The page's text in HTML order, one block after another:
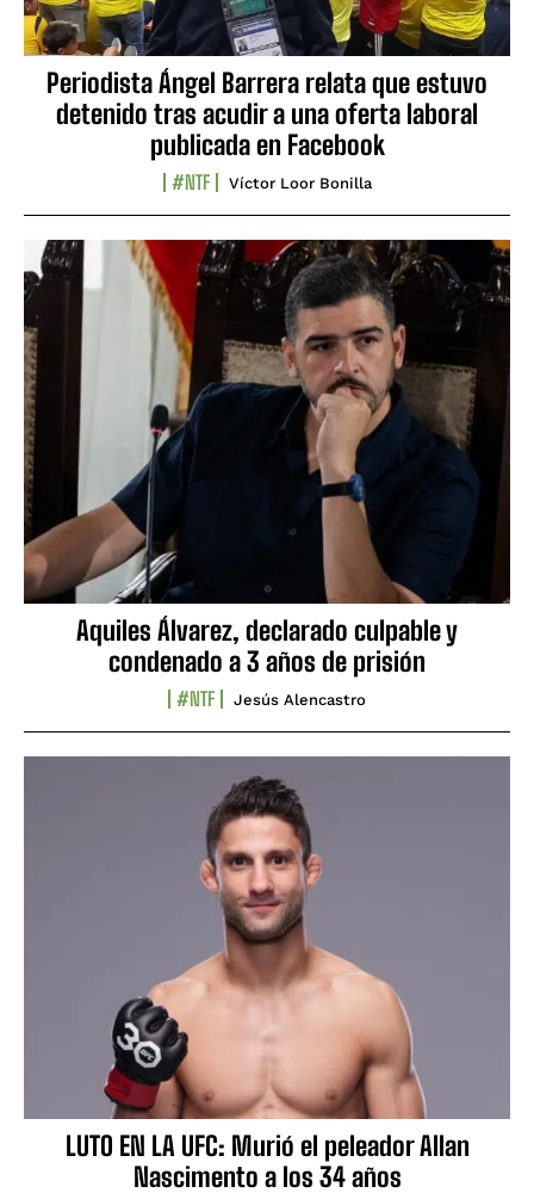
Periodista Ángel Barrera relata que estuvo
detenido tras acudir a una oferta laboral
publicada en Facebook
#NTF Víctor Loor Bonilla
Aquiles Álvarez, declarado culpable y
condenado a 3 años de prisión
#NTF Jesús Alencastro
LUTO EN LA UFC: Murió el peleador Allan
Nascimento a los 34 años